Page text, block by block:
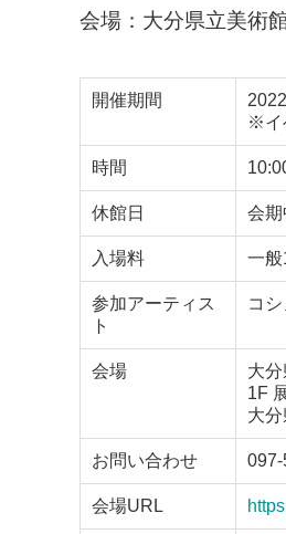
会場：大分県立美術
開催期間
※イ
時間
休館日 会
入場料 一般
参加アーティス
ト
コ
会場
大
1F
大
お問い合わせ
会場URL